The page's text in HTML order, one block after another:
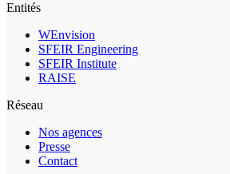
Entités
WEnvision
SFEIR Engineering
SFEIR Institute
RAISE
Réseau
Nos agences
Presse
Contact